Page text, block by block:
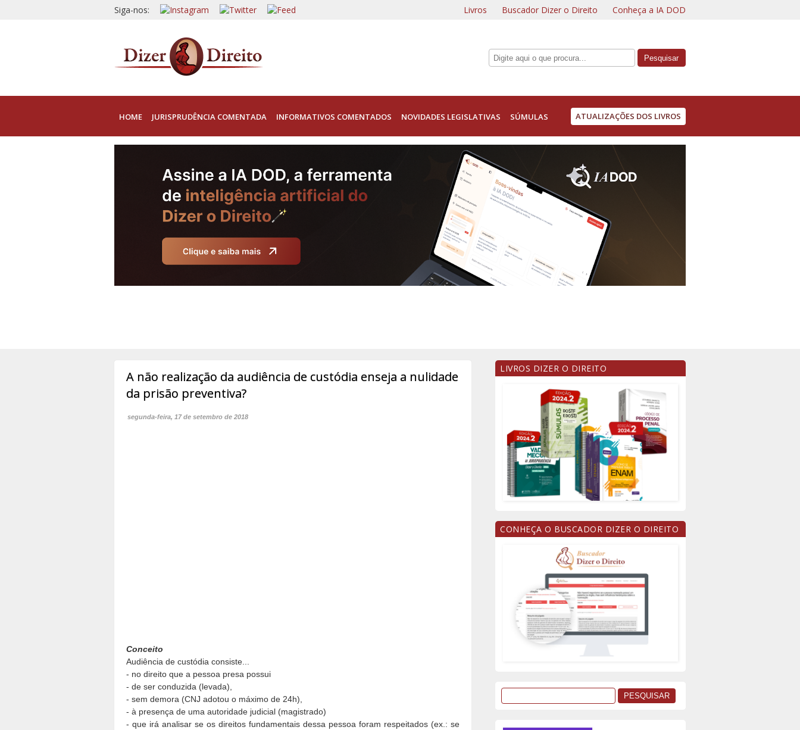
Siga-nos: Livros Buscador Dizer o Direito Conheça a IA DOD
HOME JURISPRUDÊNCIA COMENTADA INFORMATIVOS COMENTADOS NOVIDADES LEGISLATIVAS SÚMULAS ATUALIZAÇÕES DOS LIVROS
A não realização da audiência de custódia enseja a nulidade
da prisão preventiva?
segunda-feira, 17 de setembro de 2018
Conceito
Audiência de custódia consiste...
- no direito que a pessoa presa possui
- de ser conduzida (levada),
- sem demora (CNJ adotou o máximo de 24h),
- à presença de uma autoridade judicial (magistrado)
- que irá analisar se os direitos fundamentais dessa pessoa foram respeitados (ex.: se
LIVROS DIZER O DIREITO
CONHEÇA O BUSCADOR DIZER O DIREITO